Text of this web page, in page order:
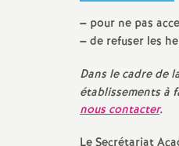
– pour ne pas
–de refuser les
Dans le cadre de
établissements à
nous contacter.